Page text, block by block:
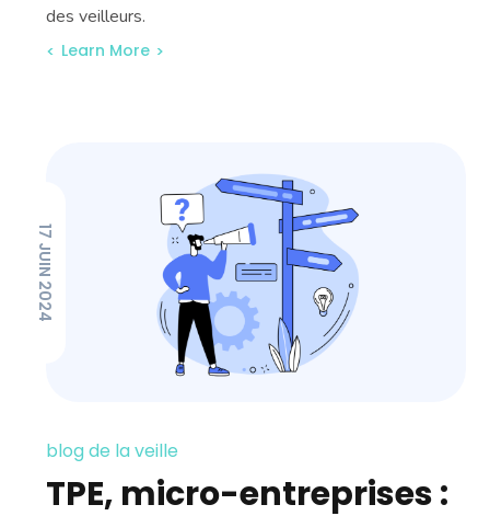
des veilleurs.
Learn More
17 JUIN 2024
blog de la veille
TPE, micro-entreprises :